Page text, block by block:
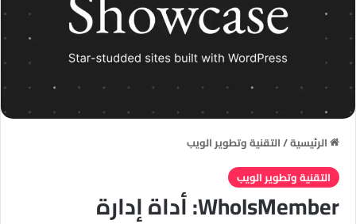
الرئيسية/التقنية وتطوير الويب
التقنية وتطوير الويب
WhoIsMember: أداة إدارة